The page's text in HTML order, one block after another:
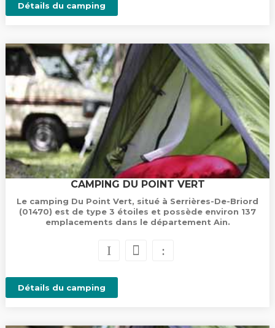
Détails du camping
CAMPING DU POINT VERT
Le camping Du Point Vert, situé à Serrières-De-Briord
(01470) est de type 3 étoiles et possède environ 137
emplacements dans le département Ain.
Détails du camping